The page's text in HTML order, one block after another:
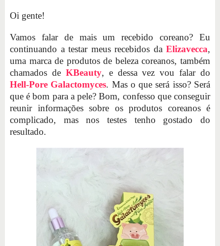
Oi gente!
Vamos falar de mais um recebido coreano? Eu
continuando a testar meus recebidos da Elizavecca,
uma marca de produtos de beleza coreanos, também
chamados de KBeauty, e dessa vez vou falar do
Hell-Pore Galactomyces. Mas o que será isso? Será
que é bom para a pele? Bom, confesso que conseguir
reunir informações sobre os produtos coreanos é
complicado, mas nos testes tenho gostado do
resultado.